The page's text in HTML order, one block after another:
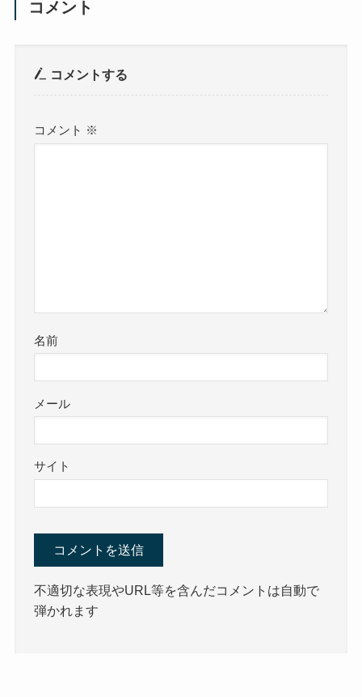
コメント
コメントする
コメント ※
名前
メール
サイト
不適切な表現やURL等を含んだコメントは自動で
弾かれます